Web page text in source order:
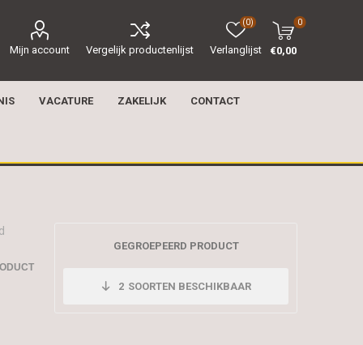
Mijn account Vergelijk productenlijst Verlanglijst
(0) 0
€0,00
VACATURE ZAKELIJK CONTACT
GEGROEPEERD PRODUCT
2 SOORTEN BESCHIKBAAR